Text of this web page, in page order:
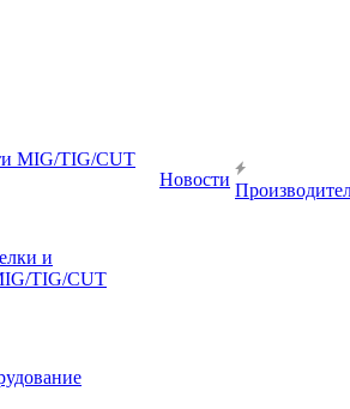
MIG/TIG/CUT
и
TIG/CUT
Новости